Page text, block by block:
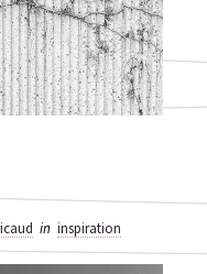
in inspiration